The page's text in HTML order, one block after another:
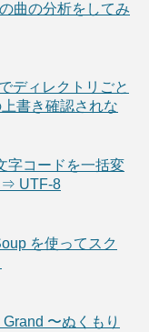
曲の分析をしてみ
ディレクトリごと
書き確認されな
字コードを一括変
⇒ UTF-8
を使ってスク
〜ぬくもり